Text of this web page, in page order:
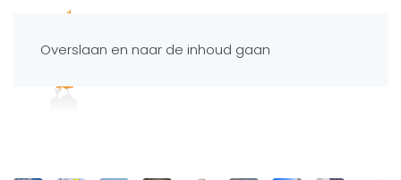
Overslaan en naar de inhoud gaan